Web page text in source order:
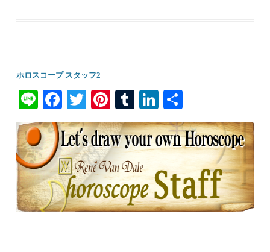
ホロスコープ スタッフ2
Li
ne
Fa
ce
bo
ok
T
wi
tte
r
Pi
nt
er
es
t
T
u
m
bl
r
Li
nk
ed
In
有